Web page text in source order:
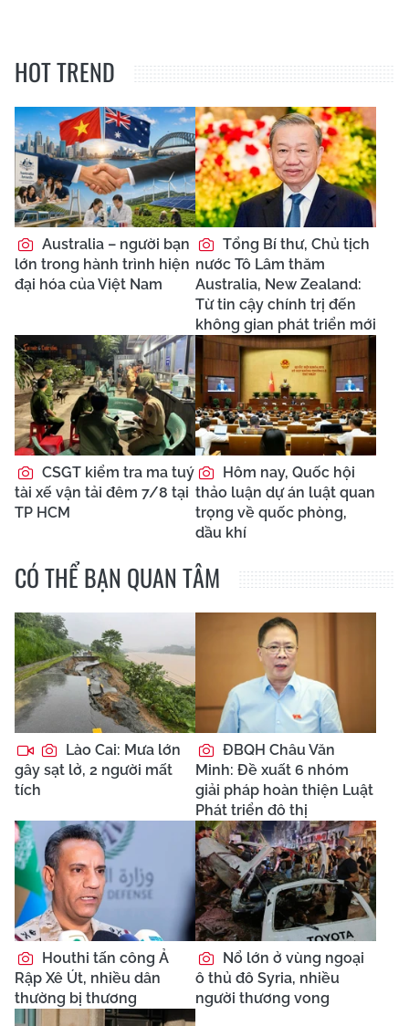
HOT TREND
Australia – người bạn
lớn trong hành trình hiện
đại hóa của Việt Nam
Tổng Bí thư, Chủ tịch
nước Tô Lâm thăm
Australia, New Zealand:
Từ tin cậy chính trị đến
không gian phát triển mới
CSGT kiểm tra ma tuý
tài xế vận tải đêm 7/8 tại
TP HCM
Hôm nay, Quốc hội
thảo luận dự án luật quan
trọng về quốc phòng,
dầu khí
CÓ THỂ BẠN QUAN TÂM
Lào Cai: Mưa lớn
gây sạt lở, 2 người mất
tích
ĐBQH Châu Văn
Minh: Đề xuất 6 nhóm
giải pháp hoàn thiện Luật
Phát triển đô thị
Houthi tấn công Ả
Rập Xê Út, nhiều dân
thường bị thương
Nổ lớn ở vùng ngoại
ô thủ đô Syria, nhiều
người thương vong